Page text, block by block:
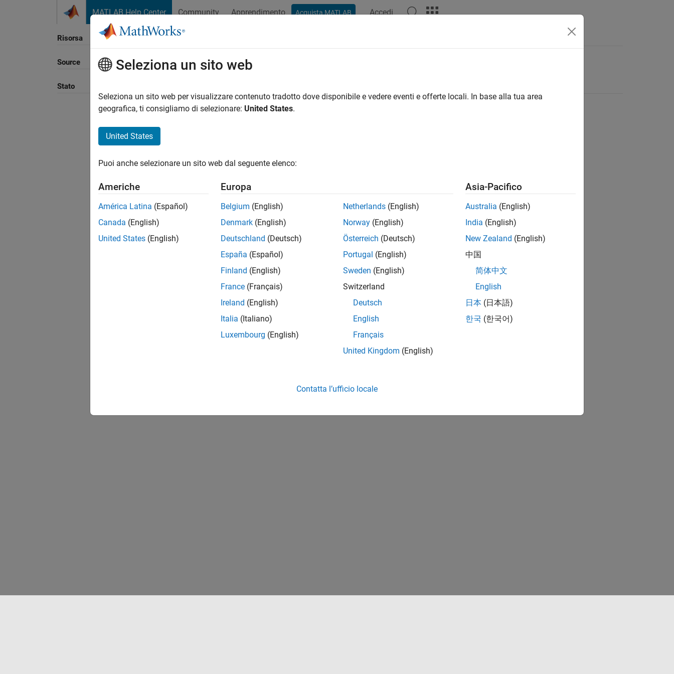
MATLAB Help Center Community Apprendimento Acquista MATLAB Accedi
Risorsa
Source
Stato
Ordina per
Seleziona un sito web
Seleziona un sito web per visualizzare contenuto tradotto dove disponibile e vedere eventi e offerte locali. In base alla tua area
geografica, ti consigliamo di selezionare: United States.
United States
Puoi anche selezionare un sito web dal seguente elenco:
Americhe
América Latina (Español)
Canada (English)
United States (English)
Europa
Belgium (English)
Denmark (English)
Deutschland (Deutsch)
España (Español)
Finland (English)
France (Français)
Ireland (English)
Italia (Italiano)
Luxembourg (English)
Netherlands (English)
Norway (English)
Österreich (Deutsch)
Portugal (English)
Sweden (English)
Switzerland
Deutsch
English
Français
United Kingdom (English)
Asia-Pacifico
Australia (English)
India (English)
New Zealand (English)
中国
简体中文
English
日本 (日本語)
한국 (한국어)
Contatta l’ufficio locale